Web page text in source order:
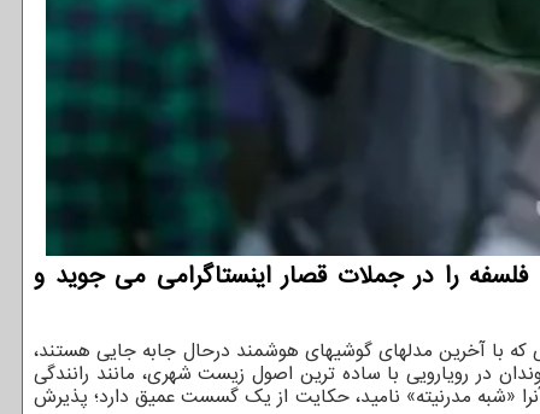
فلسفه را در جملات قصار اینستاگرامی می جوید و
که با آخرین مدلهای گوشیهای هوشمند درحال جابه جایی هستند،
در رویارویی با ساده ترین اصول زیست شهری، مانند رانندگی
«شبه مدرنیته» نامید، حکایت از یک گسست عمیق دارد؛ پذیرش